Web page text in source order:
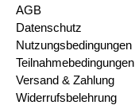
AGB
Datenschutz
Nutzungsbedingungen
Teilnahmebedingungen
Versand & Zahlung
Widerrufsbelehrung